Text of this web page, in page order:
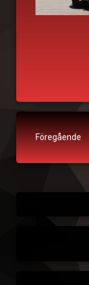
Fortsätt läsa
Föregående